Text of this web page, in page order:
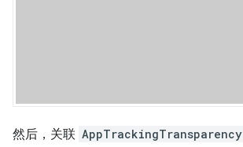
然后，关联 AppTrackingTransparency